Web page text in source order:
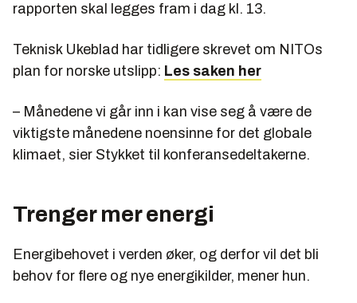
rapporten skal legges fram i dag kl. 13.
Teknisk Ukeblad har tidligere skrevet om NITOs
plan for norske utslipp: Les saken her
– Månedene vi går inn i kan vise seg å være de
viktigste månedene noensinne for det globale
klimaet, sier Stykket til konferansedeltakerne.
Trenger mer energi
Energibehovet i verden øker, og derfor vil det bli
behov for flere og nye energikilder, mener hun.